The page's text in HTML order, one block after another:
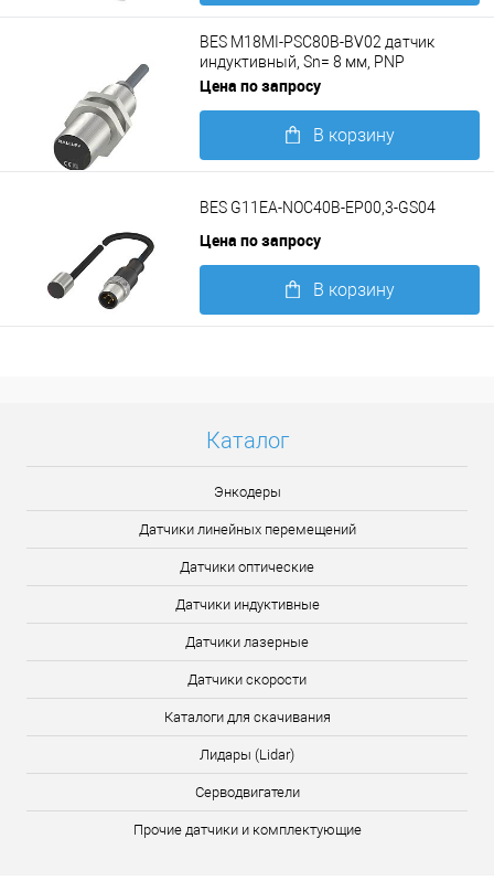
Подробнее
BES M18MI-PSC80B-BV02 датчик
индуктивный, Sn= 8 мм, PNP
замыкающий контакт (NO)
Цена по запросу
В корзину
BES G11EA-NOC40B-EP00,3-GS04
Цена по запросу
В корзину
Каталог
Энкодеры
Датчики линейных перемещений
Датчики оптические
Датчики индуктивные
Датчики лазерные
Датчики скорости
Каталоги для скачивания
Лидары (Lidar)
Серводвигатели
Прочие датчики и комплектующие